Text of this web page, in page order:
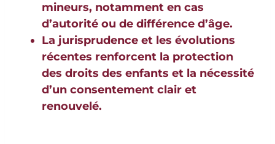
mineurs, notamment en cas
d’autorité ou de différence d’âge.
La jurisprudence et les évolutions
récentes renforcent la protection
des droits des enfants et la nécessité
d’un consentement clair et
renouvelé.